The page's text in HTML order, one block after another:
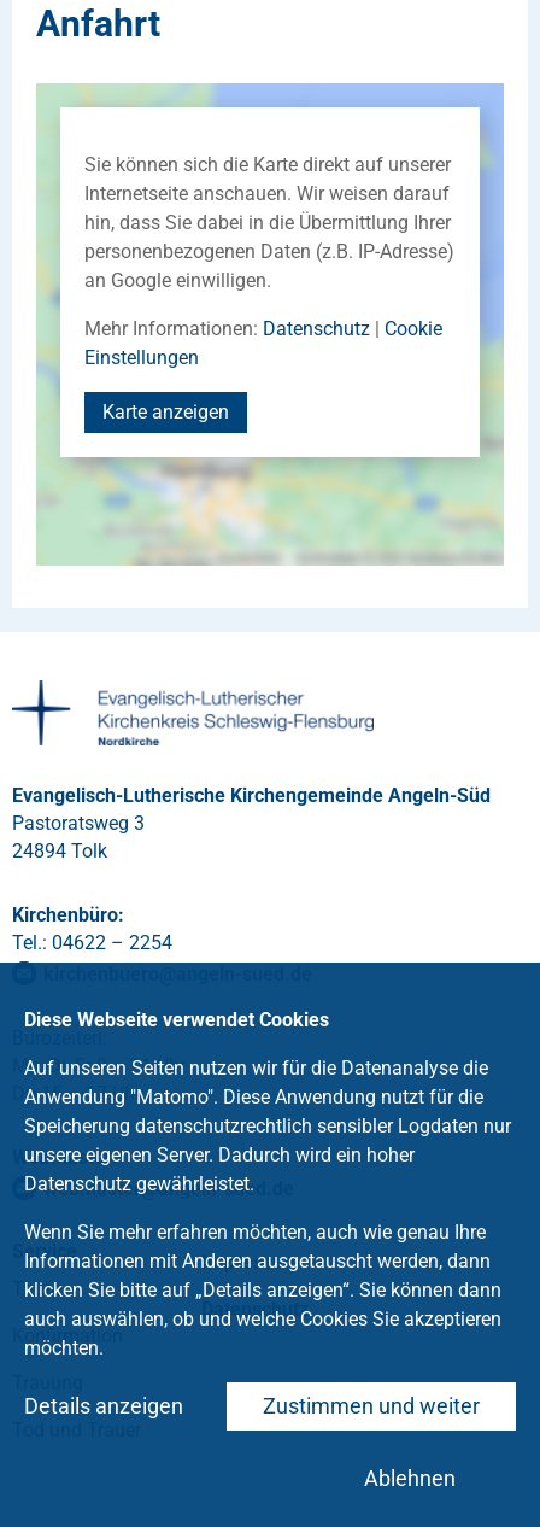
Anfahrt
Sie können sich die Karte direkt auf unserer
Internetseite anschauen. Wir weisen darauf
hin, dass Sie dabei in die Übermittlung Ihrer
personenbezogenen Daten (z.B. IP-Adresse)
an Google einwilligen.
Mehr Informationen: Datenschutz | Cookie
Einstellungen
Karte anzeigen
Evangelisch-Lutherische Kirchengemeinde Angeln-Süd
Pastoratsweg 3
24894 Tolk
Kirchenbüro:
Tel.: 04622 – 2254
Mo, Di, Fr 9 – 11 Uhr
Do 15 – 17 Uhr
Webmaster:
webmaster@angeln-sued
Service
Taufe
Konfirmation
Impressum
Datenschutz
Diese Webseite verwendet Cookies
Auf unseren Seiten nutzen wir für die Datenanalyse die
Anwendung "Matomo". Diese Anwendung nutzt für die
Speicherung datenschutzrechtlich sensibler Logdaten nur
unsere eigenen Server. Dadurch wird ein hoher
Datenschutz gewährleistet.
Wenn Sie mehr erfahren möchten, auch wie genau Ihre
Informationen mit Anderen ausgetauscht werden, dann
klicken Sie bitte auf „Details anzeigen“. Sie können dann
auch auswählen, ob und welche Cookies Sie akzeptieren
möchten.
Zustimmen und weiter
Details anzeigen
Ablehnen